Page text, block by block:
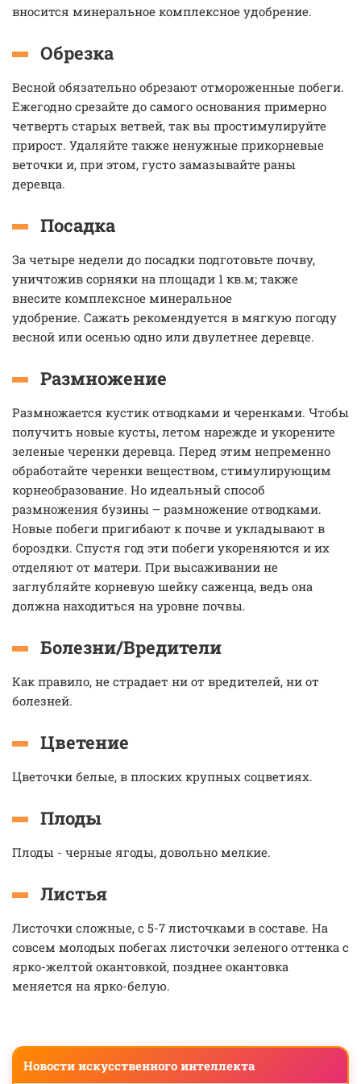
вносится минеральное комплексное удобрение.
Обрезка
Весной обязательно обрезают отмороженные побеги.
Ежегодно срезайте до самого основания примерно
четверть старых ветвей, так вы простимулируйте
прирост. Удаляйте также ненужные прикорневые
веточки и, при этом, густо замазывайте раны
деревца.
Посадка
За четыре недели до посадки подготовьте почву,
уничтожив сорняки на площади 1 кв.м; также
внесите комплексное минеральное
удобрение. Сажать рекомендуется в мягкую погоду
весной или осенью одно или двулетнее деревце.
Размножение
Размножается кустик отводками и черенками. Чтобы
получить новые кусты, летом нарежде и укорените
зеленые черенки деревца. Перед этим непременно
обработайте черенки веществом, стимулирующим
корнеобразование. Но идеальный способ
размножения бузины – размножение отводками.
Новые побеги пригибают к почве и укладывают в
бороздки. Спустя год эти побеги укореняются и их
отделяют от матери. При высаживании не
заглубляйте корневую шейку саженца, ведь она
должна находиться на уровне почвы.
Болезни/Вредители
Как правило, не страдает ни от вредителей, ни от
болезней.
Цветение
Цветочки белые, в плоских крупных соцветиях.
Плоды
Плоды - черные ягоды, довольно мелкие.
Листья
Листочки сложные, с 5-7 листочками в составе. На
совсем молодых побегах листочки зеленого оттенка с
ярко-желтой окантовкой, позднее окантовка
меняется на ярко-белую.
Новости искусственного интеллекта